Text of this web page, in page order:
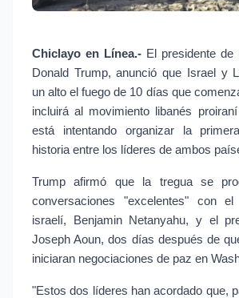
Chiclayo en Línea.- El presidente de
Donald Trump, anunció que Israel y
un alto el fuego de 10 días que
incluirá al movimiento libanés
está intentando organizar la
historia entre los líderes de ambos
Trump afirmó que la tregua se
conversaciones "excelentes" con
israelí, Benjamin Netanyahu, y el
Joseph Aoun, dos días después de
iniciaran negociaciones de paz en
"Estos dos líderes han acordado que,